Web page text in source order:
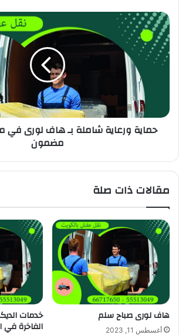
حماية ورعاية شاملة بـ هاف لورى في
مضمون
مقالات ذات صلة
هاف لورى صباح سلم
أغسطس 11, 2023
خدمات
الفاخرة في